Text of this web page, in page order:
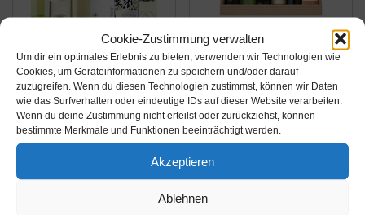
Cookie-Zustimmung verwalten
Um dir ein optimales Erlebnis zu bieten, verwenden wir Technologien wie
Cookies, um Geräteinformationen zu speichern und/oder darauf
zuzugreifen. Wenn du diesen Technologien zustimmst, können wir Daten
wie das Surfverhalten oder eindeutige IDs auf dieser Website verarbeiten.
Wenn du deine Zustimmung nicht erteilst oder zurückziehst, können
bestimmte Merkmale und Funktionen beeinträchtigt werden.
Akzeptieren
Ablehnen
Amazon.de
38,90€
Wein-Probierpaket
Weißweinreise durch
Italien (6 x 0,75 l) Wein-
Tasting-Set
Amazon.de
34,90€
Collection
Südfrankreich
Weinpaket Vins du Sud
Halbtrocken (6 x 0.375
l)